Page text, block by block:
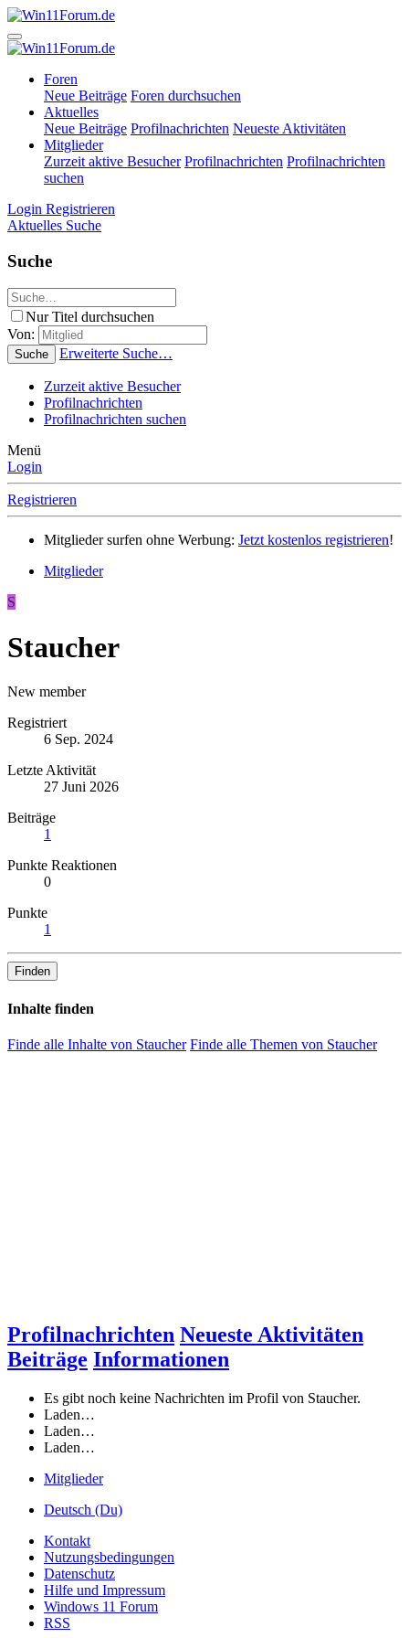
Foren
Neue Beiträge Foren durchsuchen
Aktuelles
Neue Beiträge Profilnachrichten Neueste Aktivitäten
Mitglieder
Zurzeit aktive Besucher Profilnachrichten Profilnachrichten
suchen
Login Registrieren
Aktuelles Suche
Suche
Nur Titel durchsuchen
Von:
Suche Erweiterte Suche…
Zurzeit aktive Besucher
Profilnachrichten
Profilnachrichten suchen
Menü
Login
Registrieren
Mitglieder surfen ohne Werbung: Jetzt kostenlos registrieren!
Mitglieder
S
Staucher
New member
Registriert
6 Sep. 2024
Letzte Aktivität
27 Juni 2026
Beiträge
1
Punkte Reaktionen
0
Punkte
1
Finden
Inhalte finden
Finde alle Inhalte von Staucher Finde alle Themen von Staucher
Profilnachrichten Neueste Aktivitäten
Beiträge Informationen
Es gibt noch keine Nachrichten im Profil von Staucher.
Laden…
Laden…
Laden…
Mitglieder
Deutsch (Du)
Kontakt
Nutzungsbedingungen
Datenschutz
Hilfe und Impressum
Windows 11 Forum
RSS